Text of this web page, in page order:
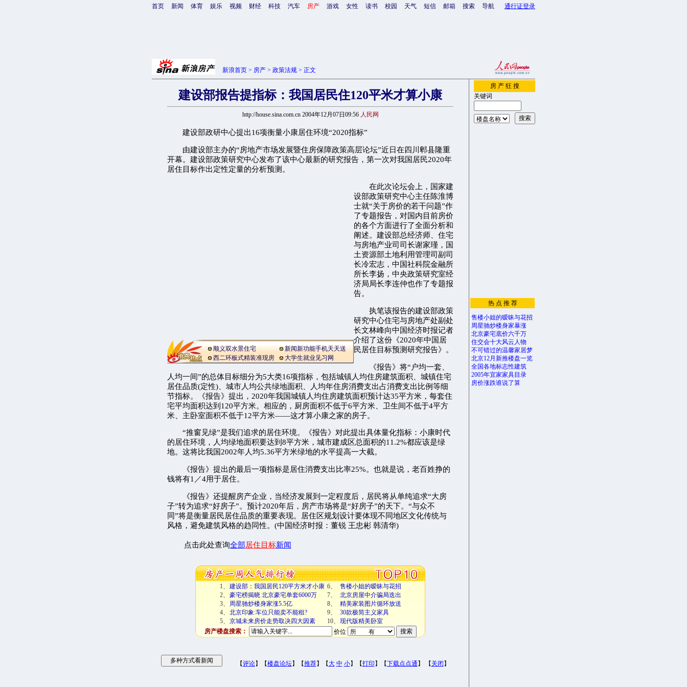
首页 新闻 体育 娱乐 视频 财经 科技 汽车 房产 游戏 女性 读书 校园 天气 短信 邮箱 搜索 导航 通行证登录
新浪首页 > 房产 > 政策法规 > 正文
建设部报告提指标：我国居民住120平米才算小康
http://house.sina.com.cn 2004年12月07日09:56 人民网
建设部政研中心提出16项衡量小康居住环境“2020指标”
由建设部主办的“房地产市场发展暨住房保障政策高层论坛”近日在四川郫县隆重
开幕。建设部政策研究中心发布了该中心最新的研究报告，第一次对我国居民2020年
居住目标作出定性定量的分析预测。
顺义双水景住宅
新闻新功能手机天天送
西二环板式精装准现房
大学生就业见习网
在此次论坛会上，国家建
设部政策研究中心主任陈淮博
士就“关于房价的若干问题”作
了专题报告，对国内目前房价
的各个方面进行了全面分析和
阐述。建设部总经济师、住宅
与房地产业司司长谢家瑾，国
土资源部土地利用管理司副司
长冷宏志，中国社科院金融所
所长李扬，中央政策研究室经
济局局长李连仲也作了专题报
告。
执笔该报告的建设部政策
研究中心住宅与房地产处副处
长文林峰向中国经济时报记者
介绍了这份《2020年中国居
民居住目标预测研究报告》。
《报告》将“户均一套、
人均一间”的总体目标细分为5大类16项指标，包括城镇人均住房建筑面积、城镇住宅
居住品质(定性)、城市人均公共绿地面积、人均年住房消费支出占消费支出比例等细
节指标。《报告》提出，2020年我国城镇人均住房建筑面积预计达35平方米，每套住
宅平均面积达到120平方米。相应的，厨房面积不低于6平方米、卫生间不低于4平方
米、主卧室面积不低于12平方米——这才算小康之家的房子。
“推窗见绿”是我们追求的居住环境。《报告》对此提出具体量化指标：小康时代
的居住环境，人均绿地面积要达到8平方米，城市建成区总面积的11.2%都应该是绿
地。这将比我国2002年人均5.36平方米绿地的水平提高一大截。
《报告》提出的最后一项指标是居住消费支出比率25%。也就是说，老百姓挣的
钱将有1／4用于居住。
《报告》还提醒房产企业，当经济发展到一定程度后，居民将从单纯追求“大房
子”转为追求“好房子”。预计2020年后，房产市场将是“好房子”的天下。“与众不
同”将是衡量居民居住品质的重要表现。居住区规划设计要体现不同地区文化传统与
风格，避免建筑风格的趋同性。(中国经济时报：董锐 王忠彬 韩清华)
点击此处查询全部居住目标新闻
1、 建设部：我国居民120平方米才小康 6、
售楼小姐的暧昧与花招
2、
豪宅榜揭晓 北京豪宅单套6000万 7、
北京房屋中介骗局迭出
3、
周星驰炒楼身家涨5.5亿 8、
精美家装图片循环放送
4、
北京印象:车位只能卖不能租? 9、
30款极简主义家具
5、
京城未来房价走势取决四大因素 10、
现代版精美卧室
房产楼盘搜索：
价位
【评论】【楼盘论坛】【推荐】【大 中 小】【打印】【下载点点通】 【关闭】
房 产 狂 搜
关键词
热 点 推 荐
售楼小姐的暧昧与花招
周星驰炒楼身家暴涨
北京豪宅底价六千万
住交会十大风云人物
不可错过的温馨家居梦
北京12月新推楼盘一览
全国各地标志性建筑
2005年宜家家具目录
房价涨跌谁说了算